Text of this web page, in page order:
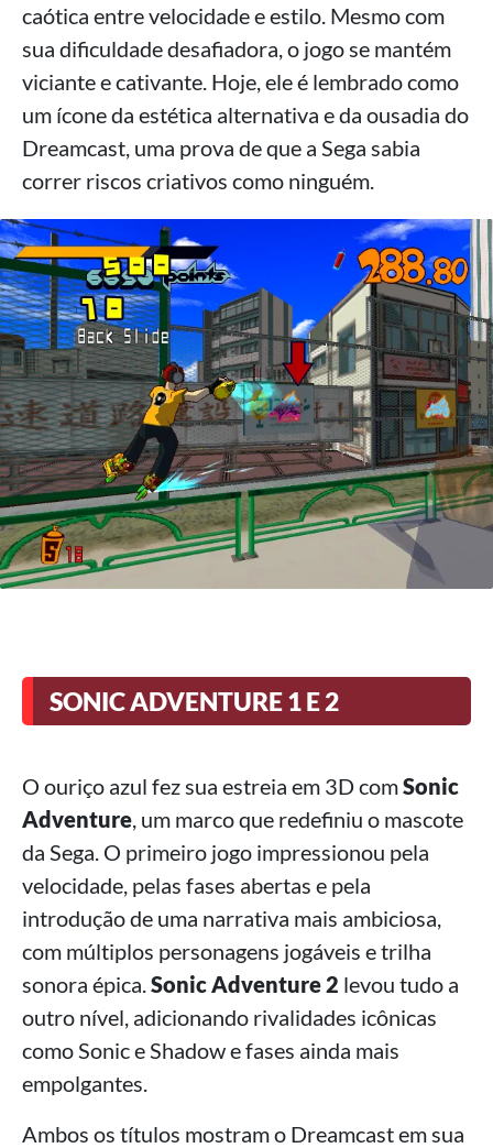
caótica entre velocidade e estilo. Mesmo com
sua dificuldade desafiadora, o jogo se mantém
viciante e cativante. Hoje, ele é lembrado como
um ícone da estética alternativa e da ousadia do
Dreamcast, uma prova de que a Sega sabia
correr riscos criativos como ninguém.
SONIC ADVENTURE 1 E 2
O ouriço azul fez sua estreia em 3D comSonic
Adventure , um marco que redefiniu o mascote
da Sega. O primeiro jogo impressionou pela
velocidade, pelas fases abertas e pela
introdução de uma narrativa mais ambiciosa,
com múltiplos personagens jogáveis e trilha
sonora épica. Sonic Adventure 2 levou tudo a
outro nível, adicionando rivalidades icônicas
como Sonic e Shadow e fases ainda mais
empolgantes.
Ambos os títulos mostram o Dreamcast em sua